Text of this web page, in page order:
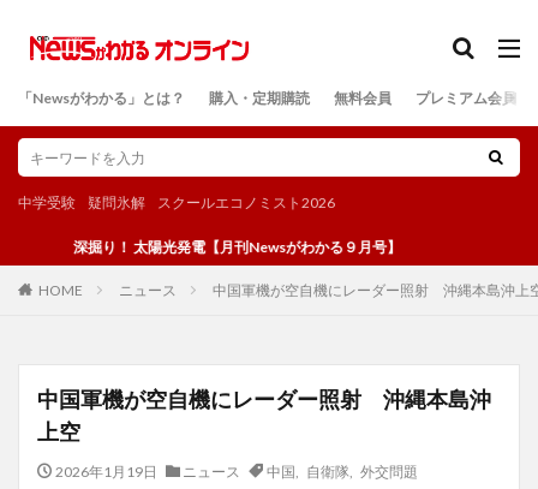
「Newsがわかる」とは？ 購入・定期購読 無料会員 プレミアム会員
中学受験 疑問氷解 スクールエコノミスト2026
深掘り！ 太陽光発電【月刊Newsがわかる９月号】
HOME ニュース 中国軍機が空自機にレーダー照射 沖縄本島沖上
中国軍機が空自機にレーダー照射 沖縄本島沖
上空
2026年1月19日 ニュース 中国 自衛隊 外交問題
検索